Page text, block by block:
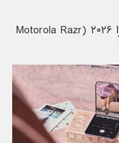
۳. موتورولا رِیزر اولترا ۲۰۲۶ (Motorola Razr